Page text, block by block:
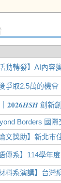
活動轉發】AI內
爭取2.5萬的機
𝟐𝟎𝟐𝟔𝑯𝑺𝑯 創新
Borders 國
論文獎助】新北
語傳系】114學年
材料系演講】台